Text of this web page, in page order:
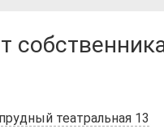
театральная 13